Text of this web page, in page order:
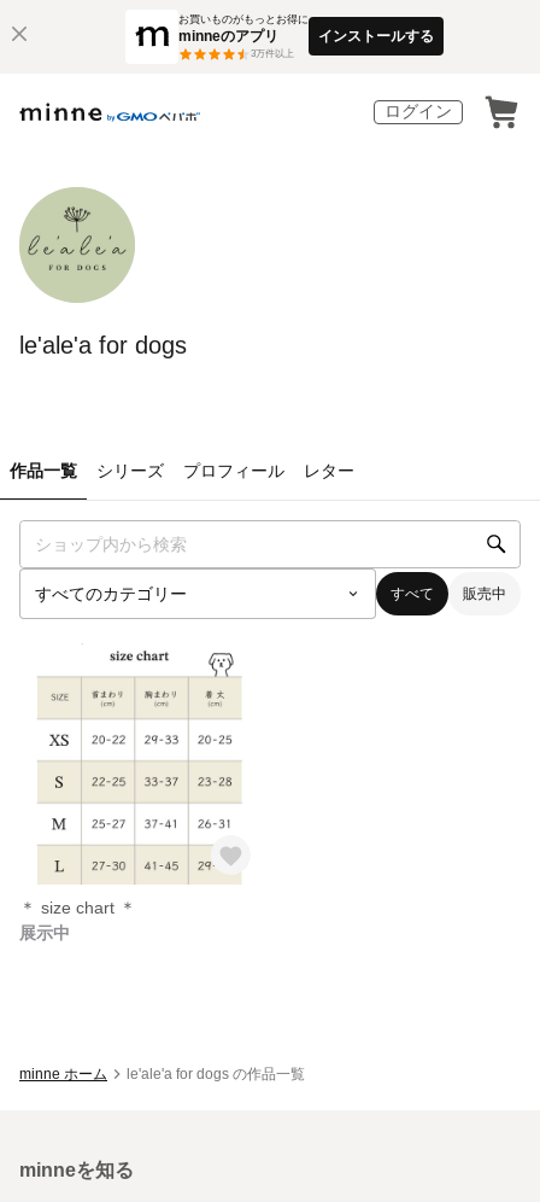
お買いものがもっとお得に
minneのアプリ
3万件以上
インストールする
ログイン
le'ale'a for dogs
作品一覧 シリーズ プロフィール レター
すべて 販売中
＊ size chart ＊
展示中
minne ホーム le'ale'a for dogs の作品一覧
minneを知る